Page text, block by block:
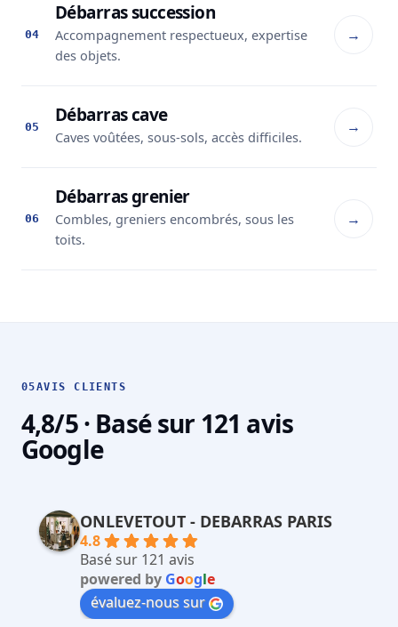
04
Débarras succession
Accompagnement respectueux, expertise
des objets.
→
05 Débarras cave
Caves voûtées, sous-sols, accès difficiles.
→
06
Débarras grenier
Combles, greniers encombrés, sous les
toits.
→
05AVIS CLIENTS
4,8/5 · Basé sur 121 avis
Google
ONLEVETOUT - DEBARRAS PARIS
4.8
Basé sur 121 avis
powered by Google
évaluez-nous sur